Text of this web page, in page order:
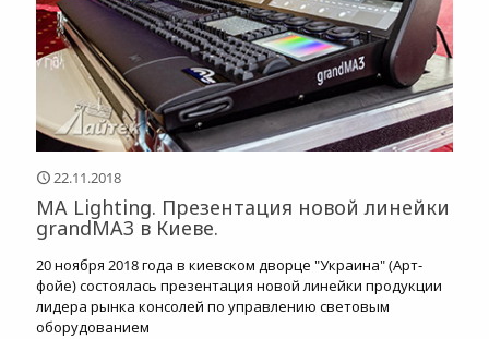
22.11.2018
MA Lighting. Презентация новой линейки
grandMA3 в Киеве.
20 ноября 2018 года в киевском дворце "Украина" (Арт-
фойе) состоялась презентация новой линейки продукции
лидера рынка консолей по управлению световым
оборудованием